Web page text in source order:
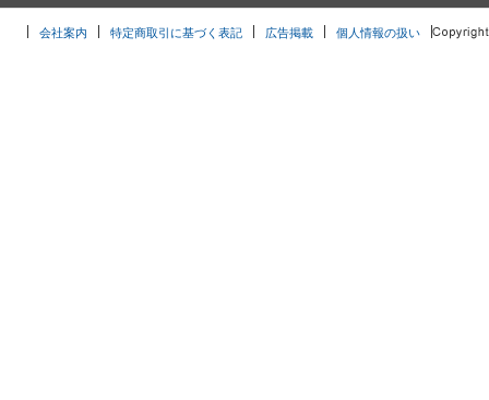
会社案内 特定商取引に基づく表記 広告掲載 個人情報の扱い